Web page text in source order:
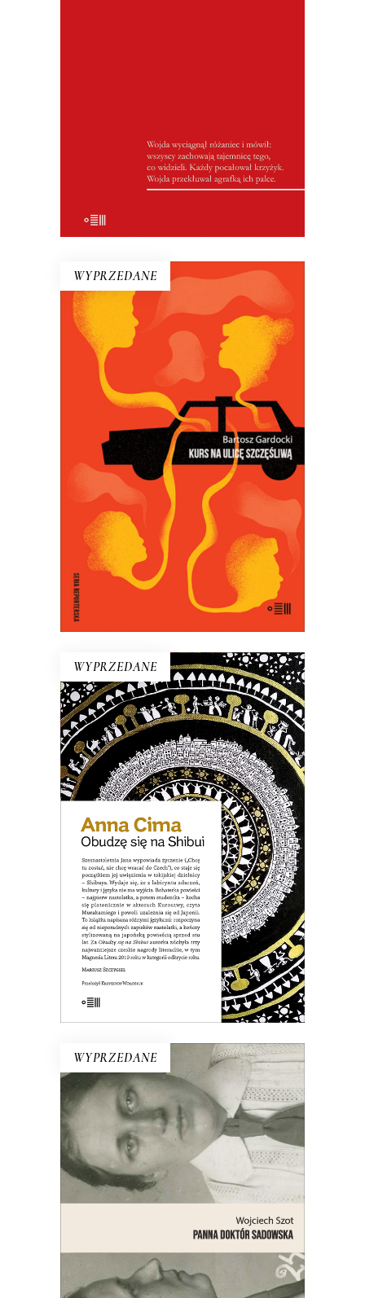
WYPRZEDANE
E-BOOK DO KOSZYKA
KURS NA ULICĘ SZCZĘŚLIWĄ
Kiedy Bartosz Gardocki usiadł za
kierownicą taksówki, poczuł się
szczęśliwy. Szybko się okazało, że jego
pasażerowie też szukają szczęścia…
37.00 zł 18.50
WYPRZEDANE
E-BOOK DO KOSZYKA
OBUDZĘ SIĘ NA SHIBUI
Jana kocha się platonicznie w aktorach
Kurosawy, czyta Murakamiego i
uzależnia się od Japonii. Podróż do Tokio
i wypowiedziane lekkomyślnie życzenie
stają się początkiem jej uwięzienia w
tokijskiej dzielnicy – Shibuya…
39.00zł 19.50zł
WYPRZEDANE
PANNA DOKTÓR SADOWSKA
Opowieść o lekarce, naukowczyni,
działaczce społecznej, feministce,
patriotce, automobilistce,
przedsiębiorczyni, lesbijce – bohaterce
jednego z najgłośniejszych skandali
obyczajowych międzywojennej
Warszawy.